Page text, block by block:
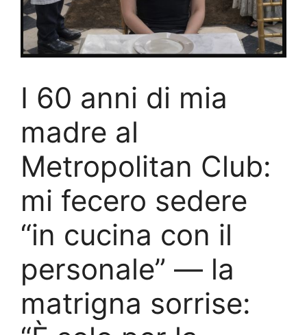
I 60 anni di mia
madre al
Metropolitan Club:
mi fecero sedere
“in cucina con il
personale” — la
matrigna sorrise: